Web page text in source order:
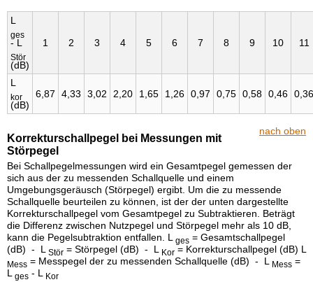
L
ges
- L
Stör
(dB)
1 2 3 4 5 6 7 8 9 10 11
L
kor
(dB)
6,87 4,33 3,02 2,20 1,65 1,26 0,97 0,75 0,58 0,46 0,36
nach oben
Korrekturschallpegel bei Messungen mit
Störpegel
Bei Schallpegelmessungen wird ein Gesamtpegel gemessen der
sich aus der zu messenden Schallquelle und einem
Umgebungsgeräusch (Störpegel) ergibt. Um die zu messende
Schallquelle beurteilen zu können, ist der der unten dargestellte
Korrekturschallpegel vom Gesamtpegel zu Subtraktieren. Beträgt
die Differenz zwischen Nutzpegel und Störpegel mehr als 10 dB,
kann die Pegelsubtraktion entfallen. L ges = Gesamtschallpegel
(dB) - L Stör = Störpegel (dB) - L Kor = Korrekturschallpegel (dB) L
Mess = Messpegel der zu messenden Schallquelle (dB) - L Mess =
L ges - L Kor